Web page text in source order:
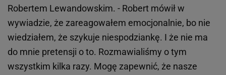
Robertem Lewandowskim. - Robert mówił w
wywiadzie, że zareagowałem emocjonalnie, bo nie
wiedziałem, że szykuje niespodziankę. I że nie ma
do mnie pretensji o to. Rozmawialiśmy o tym
wszystkim kilka razy. Mogę zapewnić, że nasze